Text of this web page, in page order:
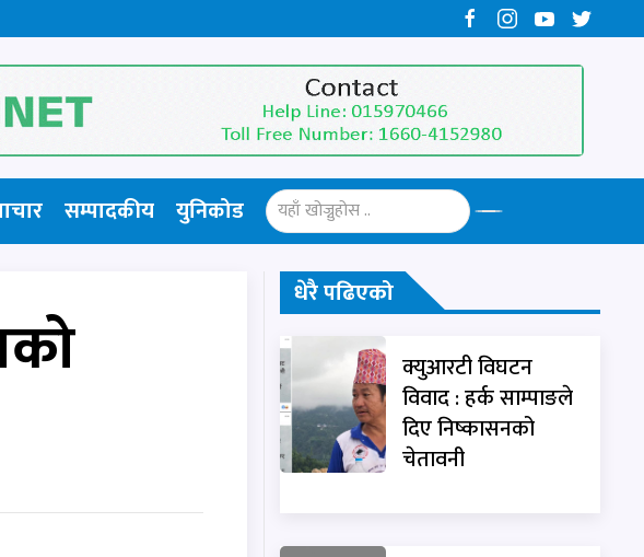
सम्पादकीय युनिकोड
धेरै पढिएको
क्युआरटी विघटन
विवाद : हर्क साम्पाङले
दिए निष्कासनको
चेतावनी